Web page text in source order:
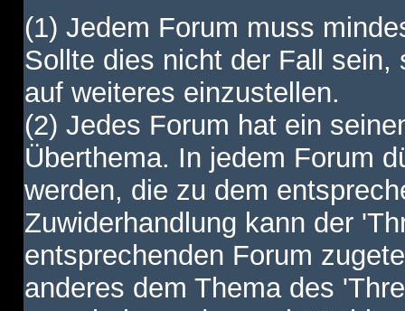
(1) Jedem Forum muss
Sollte dies nicht der Fall
auf weiteres einzustellen.
(2) Jedes Forum hat ein
Überthema. In jedem Forum
werden, die zu dem
Zuwiderhandlung kann der
entsprechenden Forum
anderes dem Thema des